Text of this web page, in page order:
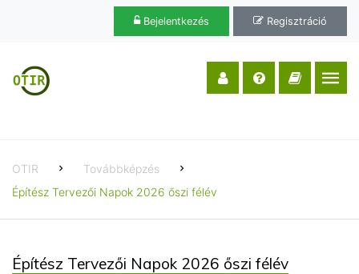
Bejelentkezés Regisztráció
OTIR
Továbbképzés
Építész Tervezői Napok 2026 őszi félév
Építész Tervezői Napok 2026 őszi félév